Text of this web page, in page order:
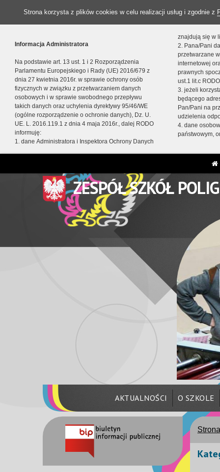
Strona korzysta z plików cookies w celu realizacji usług i zgodnie z
Informacja Administratora
Na podstawie art. 13 ust. 1 i 2 Rozporządzenia
Parlamentu Europejskiego i Rady (UE) 2016/679 z
dnia 27 kwietnia 2016r. w sprawie ochrony osób
fizycznych w związku z przetwarzaniem danych
osobowych i w sprawie swobodnego przepływu
takich danych oraz uchylenia dyrektywy 95/46/WE
(ogólne rozporządzenie o ochronie danych), Dz. U.
UE. L. 2016.119.1 z dnia 4 maja 2016r., dalej RODO
informuję:
1. dane Administratora i Inspektora Ochrony Danych
znajdują się w
2. Pana/Pani
przetwarzane
internetowej
prawnych
ust.1 lit.c
3. jeżeli
będącego
Pan/Pani na
udzielenia
4. dane
państwowym,
ZESPÓŁ SZKÓŁ
AKTUALNOŚCI O SZKOLE